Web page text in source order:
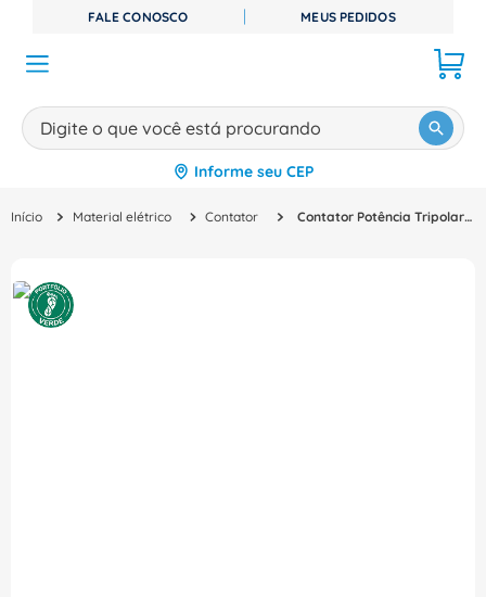
FALE CONOSCO MEUS PEDIDOS
Digite o que você está procurando
Informe seu CEP
Material elétrico Contator Contator Potência Tripolar 25A 200VCA 1NA+1NF Sirius 3Rt20262Ap00 Siemens
TERMOS MAIS BUSCADOS
º disjuntor
3º